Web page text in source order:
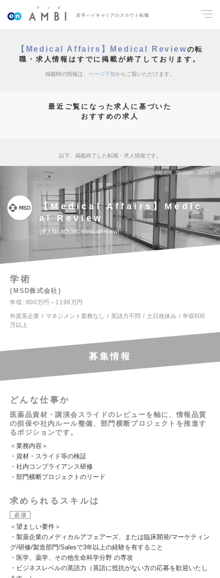
若手ハイキャリアのスカウト転職
【Medical Affairs】Medical Reviewの転
職・求人情報はすでに掲載が終了しております。
掲載時の情報は、 ページ下部からご覧いただけます。
最近ご覧になった求人に基づいた
おすすめの求人
以下、掲載終了した転職・求人情報です。
掲載期間 26/05/28～26/06/10
【Medical Affairs】Medic
al Review
求人No.AQLMC-MedicalReview
学術
MSD株式会社
年収
600万円～1199万円
外資系企業
マネジメント業務なし 英語力不問 土日祝休み
年収600
万以上
募集情報
どんな仕事か
医薬品資材・講演会スライドのレビューを軸に、情報品質
の担保や社内ルール整備、部門横断プロジェクトを推進す
るポジションです。
＜業務内容＞
・資材・スライド等の検証
・社内コンプライアンス研修
・部門横断プロジェクトのリード
求められるスキルは
必須
＜望ましい要件＞
・製薬企業のメディカルアフェアーズ、または臨床開発/マーケティン
グ/研修/製造部門/Salesで3年以上の経験を有すること
・医学、薬学、その他生命科学分野 の専攻
・ビジネスレベルの英語力（英語に抵抗がない方の応募を歓迎いたし